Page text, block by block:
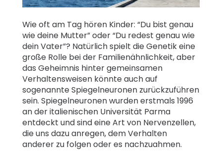
Einloggen Registrieren
Wie oft am Tag hören Kinder: “Du bist genau
wie deine Mutter” oder “Du redest genau wie
dein Vater”? Natürlich spielt die Genetik eine
große Rolle bei der Familienähnlichkeit, aber
das Geheimnis hinter gemeinsamen
Verhaltensweisen könnte auch auf
sogenannte Spiegelneuronen zurückzuführen
sein. Spiegelneuronen wurden erstmals 1996
an der italienischen Universität Parma
entdeckt und sind eine Art von Nervenzellen,
die uns dazu anregen, dem Verhalten
anderer zu folgen oder es nachzuahmen.